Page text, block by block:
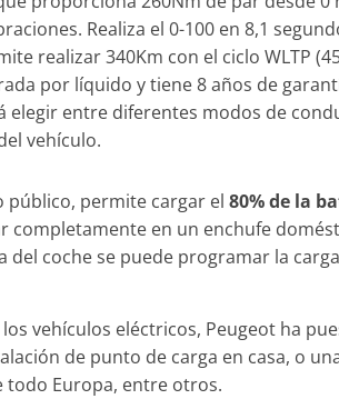
Realiza el 0-100 en 8,1
realizar 340Km con el ciclo WLTP
por líquido y tiene 8 años de
elegir entre diferentes modos de
vehículo.
público, permite cargar el 80% de la
completamente en un enchufe
del coche se puede programar la
vehículos eléctricos, Peugeot ha
de punto de carga en casa, o
todo Europa, entre otros.